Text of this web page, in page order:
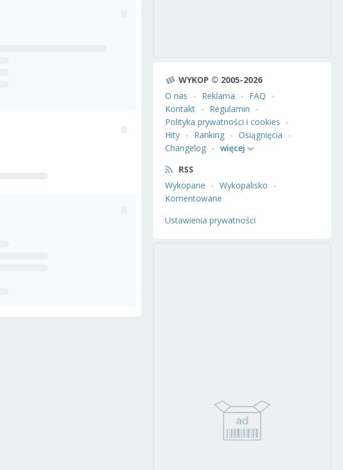
WYKOP © 2005-2026
O nas
Reklama
FAQ
Kontakt
Regulamin
Polityka prywatności i cookies
Hity
Ranking
Osiągnięcia
Changelog
więcej
RSS
Wykopane
Wykopalisko
Komentowane
Ustawienia prywatności